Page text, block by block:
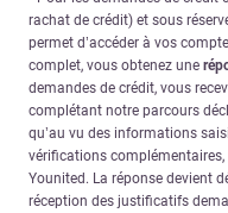
rachat de crédit) et sous
permet d’accéder à vos
complet, vous obtenez une
demandes de crédit, vous
complétant notre parcours
qu’au vu des informations
vérifications
Younited. La réponse devient
réception des justificatifs